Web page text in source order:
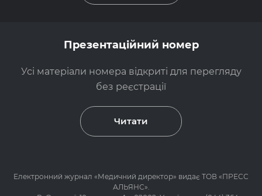
Презентаційний номер
Усі матеріали номера відкриті для перегляду
без реєстрації
Читати
Електронний журнал «Медичний директор» видає ТОВ «ПРЕСС
АЛЬЯНС».